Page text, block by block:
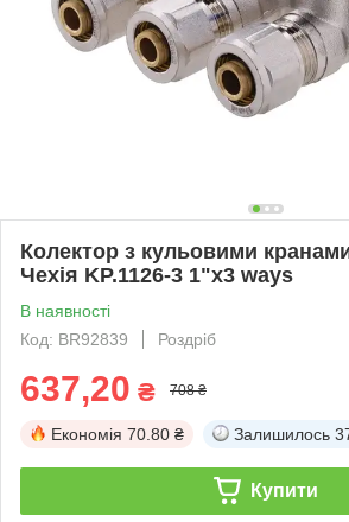
Колектор з кульовими
Чехія KP.1126-3 1"x3 ways
В наявності
Код: BR92839
Роздріб
637,20 ₴ 708 ₴
Економія 70.80 ₴ Залишилось
Купити